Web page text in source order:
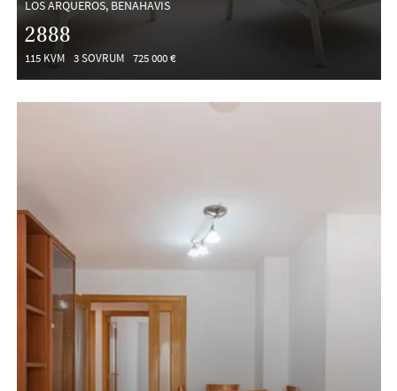
LOS ARQUEROS, BENAHAVIS
2888
115 KVM 3 SOVRUM 725 000 €